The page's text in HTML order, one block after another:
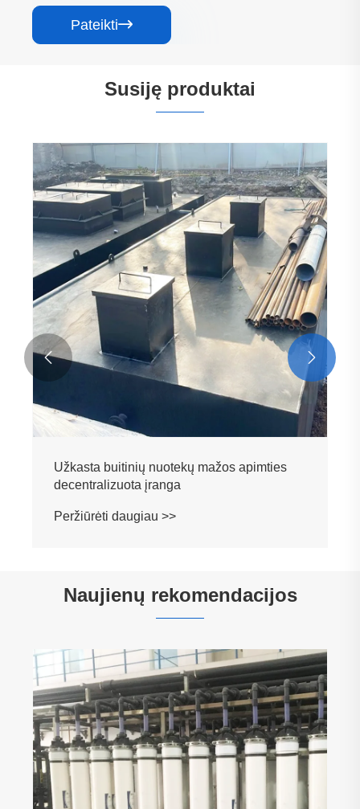
Pateikti
Susiję produktai
Užkasta buitinių nuotekų stambi
centralizuota valymo stotis
Peržiūrėti daugiau >>
 
Naujienų rekomendacijos
Atvirkštinio osmoso gryno vandens įrangos
veikimo principas
Peržiūrėti daugiau >>